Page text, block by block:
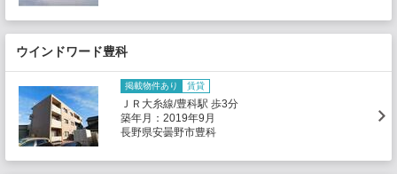
ウインドワード豊科
掲載物件あり 賃貸
ＪＲ大糸線/豊科駅 歩3分
築年月：2019年9月
長野県安曇野市豊科